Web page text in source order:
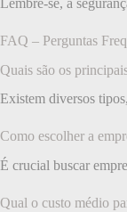
FAQ – Perguntas
Quais são os
Existem diversos
Como escolher a
É crucial buscar
Qual o custo médio